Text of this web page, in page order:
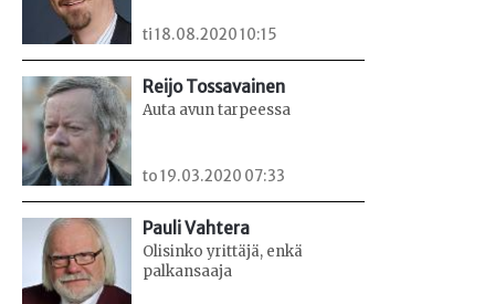
ti 18.08.2020 10:15
Reijo Tossavainen
Auta avun tarpeessa
to 19.03.2020 07:33
Pauli Vahtera
Olisinko yrittäjä, enkä
palkansaaja